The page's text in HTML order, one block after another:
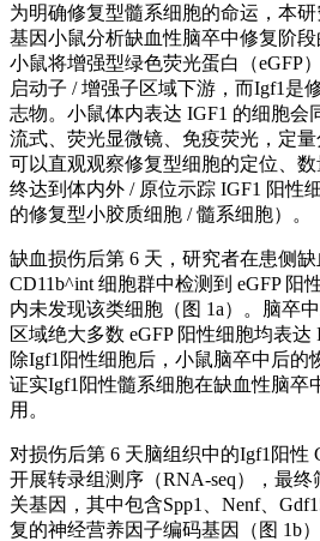
为明确修复型髓系细胞的命运，本研
基因小鼠分析缺血性脑卒中修复阶
小鼠将增强型绿色荧光蛋白（eGFP
启动子 / 增强子区域下游，而Igf1是
志物。小鼠体内表达 IGF1 的细胞会
流式、荧光显微镜、免疫荧光，定
可以直观观察修复型细胞的定位、
终达到体内外 / 原位示踪 IGF1 阳性
的修复型小胶质细胞 / 髓系细胞）。
缺血损伤后第 6 天，研究者在患侧
CD11b^int 细胞群中检测到 eGFP 阳
内未发现该类细胞（图 1a）。脑卒
区域绝大多数 eGFP 阳性细胞均表
除Igf1阳性细胞后，小鼠脑卒中后的
证实Igf1阳性髓系细胞在缺血性脑卒
用。
对损伤后第 6 天脑组织中的Igf1阳性
开展转录组测序（RNA-seq），最终
关基因，其中包含Spp1、Nenf、
复的神经营养因子编码基因（图 1b